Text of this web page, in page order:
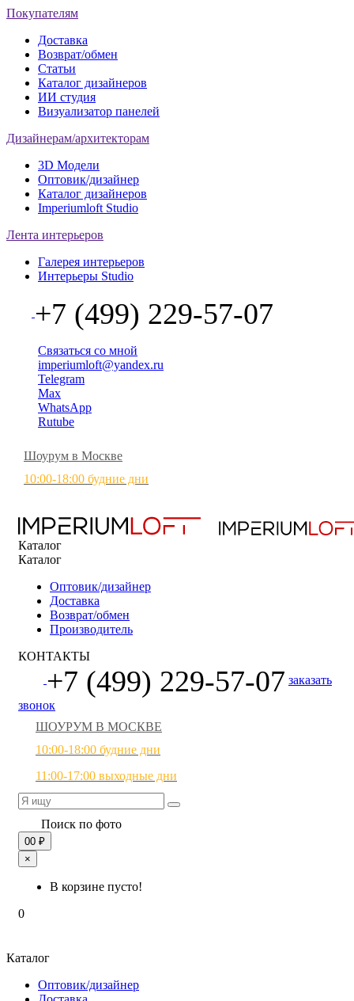
Покупателям
Доставка
Возврат/обмен
Статьи
Каталог дизайнеров
ИИ студия
Визуализатор панелей
Дизайнерам/архитекторам
3D Модели
Оптовик/дизайнер
Каталог дизайнеров
Imperiumloft Studio
Лента интерьеров
Галерея интерьеров
Интерьеры Studio
+7 (499) 229-57-07
Связаться со мной
imperiumloft@yandex.ru
Telegram
Max
WhatsApp
Rutube
Шоурум в Москве
10:00-18:00 будние дни
Каталог
Каталог
Оптовик/дизайнер
Доставка
Возврат/обмен
Производитель
КОНТАКТЫ
+7 (499) 229-57-07 заказать
звонок
ШОУРУМ В МОСКВЕ
10:00-18:00 будние дни
11:00-17:00 выходные дни
Поиск по фото
00 ₽
×
В корзине пусто!
0
Каталог
Оптовик/дизайнер